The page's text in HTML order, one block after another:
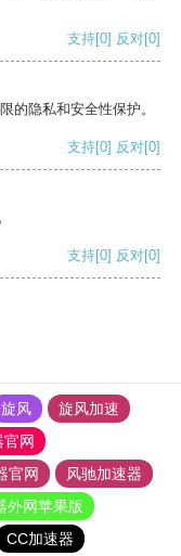
支持[0] 反对[0]
的隐私和安全性保护。
支持[0] 反对[0]
支持[0] 反对[0]
旋风
旋风加速
网
官网
风驰加速器
外网苹果版
CC加速器